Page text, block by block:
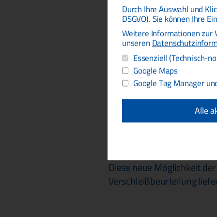
Wenn Drucksensoren
erforderlich. Dadurch
im Rahmen einer
Ausgangssignal des
bewegt. Messmittel
thermischen Einflüssen
Untersuchungen von
Drucksensors
sich Verschmutzungen
Diese neue Möglichkeit
Verschleißbeurteilung
Durch Ihre Auswahl und
DSGVO). Sie können Ihre
Weitere Informationen zur
unseren
Essenziell (Technisch-
Google Maps
Google Tag Manager
Alle